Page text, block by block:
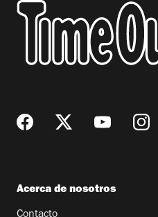
Acerca de nosotros